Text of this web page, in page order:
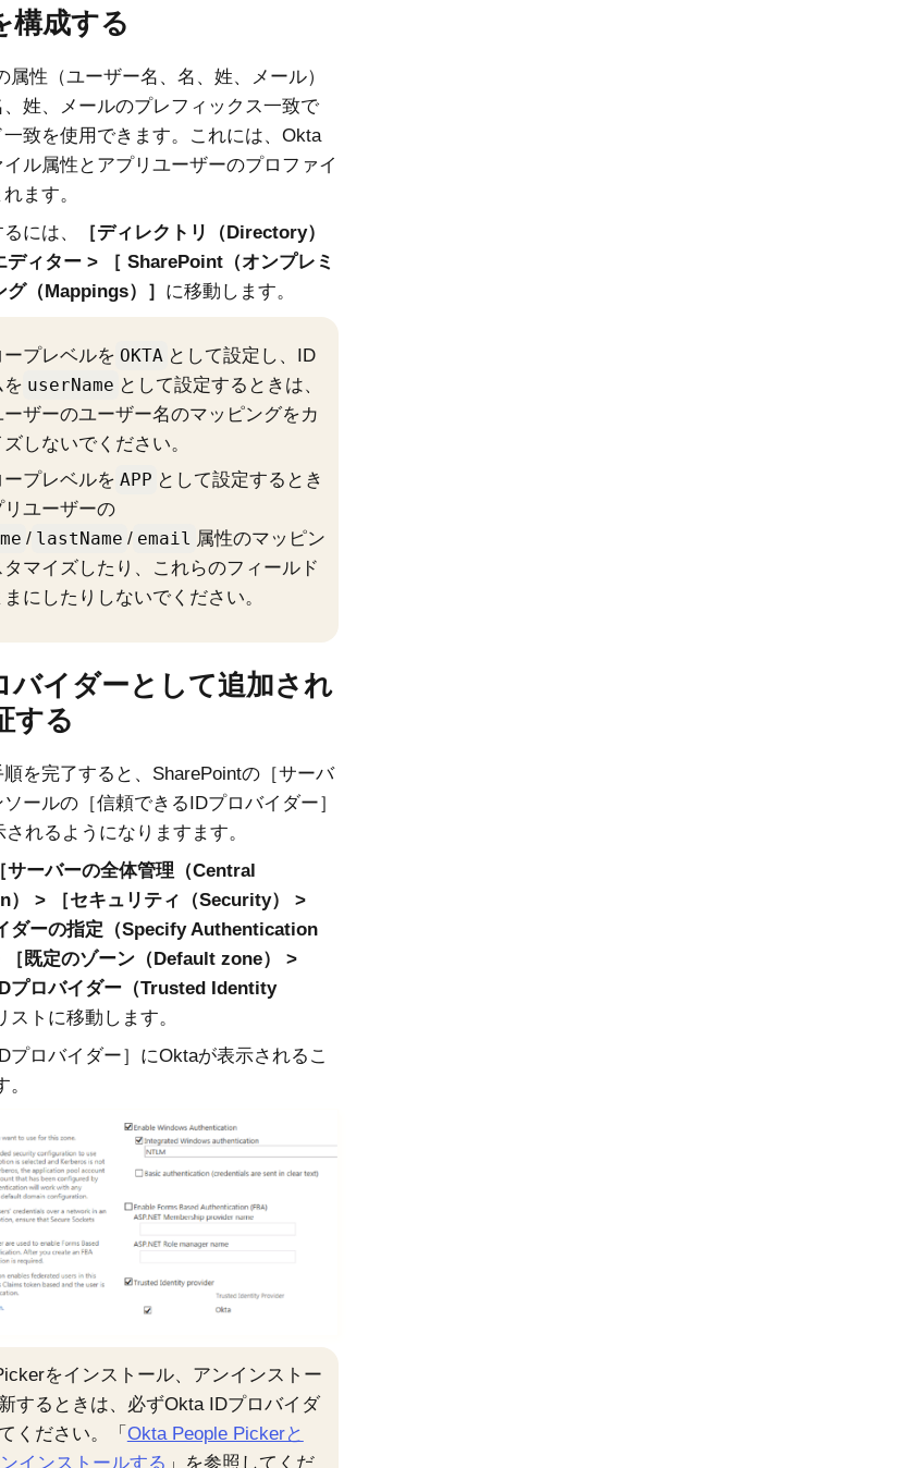
構成する
属性（ユーザー名、名、姓、メール）
姓、メールのプレフィックス一致で
致を使用できます。これには、Okta
ル属性とアプリユーザーのプロファイ
ます。
には、
ディレクトリ（Directory）
ディター
SharePoint（オンプレミ
グ（Mappings） に移動します。
プレベルを OKTA として設定し、ID
を userName として設定するときは、
ザーのユーザー名のマッピングをカ
しないでください。
プレベルを APP として設定するとき
リユーザーの
/ lastName / email 属性のマッピン
タマイズしたり、これらのフィールド
にしたりしないでください。
バイダーとして追加され
する
を完了すると、SharePointの［サーバ
ールの［信頼できるIDプロバイダー］
れるようになりますます。
サーバーの全体管理（Central
セキュリティ（Security）
ダーの指定（Specify Authentication
既定のゾーン（Default zone）
プロバイダー（Trusted Identity
ストに移動します。
プロバイダー］にOktaが表示されるこ
をインストール、アンインストー
するときは、必ずOkta IDプロバイダ
ください。「 Okta People Pickerと
インストールする 」を参照してくだ